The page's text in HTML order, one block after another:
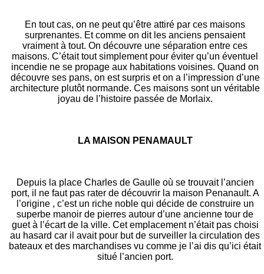
En tout cas, on ne peut qu’être attiré par ces maisons
surprenantes. Et comme on dit les anciens pensaient
vraiment à tout. On découvre une séparation entre ces
maisons. C’était tout simplement pour éviter qu’un éventuel
incendie ne se propage aux habitations voisines. Quand on
découvre ses pans, on est surpris et on a l’impression d’une
architecture plutôt normande. Ces maisons sont un véritable
joyau de l’histoire passée de Morlaix.
LA MAISON PENAMAULT
Depuis la place Charles de Gaulle où se trouvait l’ancien
port, il ne faut pas rater de découvrir la maison Penanault. A
l’origine , c’est un riche noble qui décide de construire un
superbe manoir de pierres autour d’une ancienne tour de
guet à l’écart de la ville. Cet emplacement n’était pas choisi
au hasard car il avait pour but de surveiller la circulation des
bateaux et des marchandises vu comme je l’ai dis qu’ici était
situé l’ancien port.